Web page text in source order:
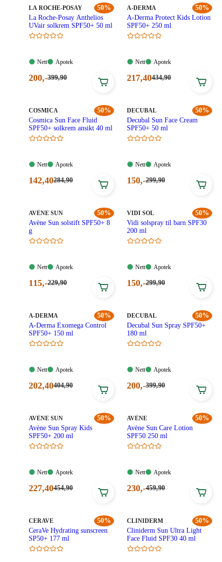
kroner.
kroner.
50%
MERKE:
LA ROCHE-POSAY
La Roche-Posay Anthelios
UVair solkrem SPF50+ 50 ml
Nett:
Nett
Apotek:
Apotek
Nåværende
kroner.
200,-Førpris:
399,90
50%
MERKE:
A-DERMA
A-Derma Protect Kids Lotion
SPF50+ 250 ml
Nett:
Nett
Apotek:
Apotek
Nåværende
kroner.
217,40Førpris:
434,90
50%
MERKE:
COSMICA
Cosmica Sun Face Fluid
SPF50+ solkrem ansikt 40 ml
Nett:
Nett
Apotek:
Apotek
Nåværende
kroner.
142,40Førpris:
284,90
50%
MERKE:
DECUBAL
Decubal Sun Face Cream
SPF50+ 50 ml
Nett:
Nett
Apotek:
Apotek
Nåværende
kroner.
150,-Førpris:
299,90
50%
MERKE :
AVÈNE SUN
Avène Sun solstift SPF50+ 8
g
Nett:
Nett
Apotek:
Apotek
Nåværende
kroner.
115,-Førpris:
229,90
50%
MERKE:
VIDI SOL
Vidi solspray til barn SPF30
200 ml
Nett:
Nett
Apotek:
Apotek
Nåværende
kroner.
150,-Førpris:
299,90
50%
MERKE:
A-DERMA
A-Derma Exomega Control
SPF50+ 150 ml
Nett:
Nett
Apotek:
Apotek
Nåværende
kroner.
202,40Førpris:
404,90
50%
MERKE:
DECUBAL
Decubal Sun Spray SPF50+
180 ml
Nett:
Nett
Apotek:
Apotek
Nåværende
kroner.
200,-Førpris:
399,90
50%
MERKE :
AVÈNE SUN
Avène Sun Spray Kids
SPF50+ 200 ml
Nett:
Nett
Apotek:
Apotek
Nåværende
kroner.
227,40Førpris:
454,90
50%
MERKE
AVÈNE
Avène Sun Care Lotion
SPF50 250 ml
Nett:
Nett
Apotek:
Apotek
Nåværende
kroner.
230,-Førpris:
459,90
50%
MERKE:
CERAVE
CeraVe Hydrating sunscreen
SP50+ 177 ml
50%
MERKE:
CLINIDERM
Cliniderm Sun Ultra Light
Face Fluid SPF30 40 ml